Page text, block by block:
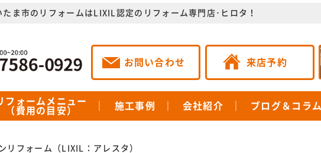
ま市のリフォームはLIXIL認定のリフォーム専門店･ヒロタ！
お問い合わせ 来店予約
フォームメニュー
（費用の目安）
施工事例 会社紹介 ブログ＆コラム
リフォーム（LIXIL：アレスタ）